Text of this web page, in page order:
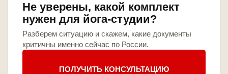
Не уверены, какой комплект
нужен для йога-студии?
Разберем ситуацию и скажем, какие документы
критичны именно сейчас по России.
ПОЛУЧИТЬ КОНСУЛЬТАЦИЮ